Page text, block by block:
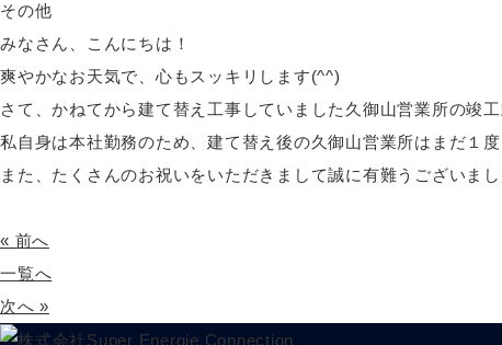
その他
みなさん、こんにちは！
爽やかなお天気で、心もスッキリします(^^)
さて、かねてから建て替え工事していました久御山営業所の竣
私自身は本社勤務のため、建て替え後の久御山営業所はまだ１
また、たくさんのお祝いをいただきまして誠に有難うございま
« 前へ
一覧へ
次へ »